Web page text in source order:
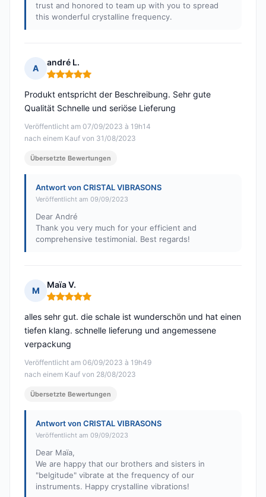
trust and honored to team up with you to spread
this wonderful crystalline frequency.
A
andré L.
Hinweis: 5 von 5
Veröffentlicht am 07/09/2023 à 19h14
nach einem Kauf von 31/08/2023
Produkt entspricht der Beschreibung. Sehr gute
Qualität Schnelle und seriöse Lieferung
Übersetzte Bewertungen
Antwort von CRISTAL VIBRASONS
Veröffentlicht am 09/09/2023
Dear André
Thank you very much for your efficient and
comprehensive testimonial. Best regards!
M
Maïa V.
Hinweis: 5 von 5
Veröffentlicht am 06/09/2023 à 19h49
nach einem Kauf von 28/08/2023
alles sehr gut. die schale ist wunderschön und hat einen
tiefen klang. schnelle lieferung und angemessene
verpackung
Übersetzte Bewertungen
Antwort von CRISTAL VIBRASONS
Veröffentlicht am 09/09/2023
Dear Maïa,
We are happy that our brothers and sisters in
"belgitude" vibrate at the frequency of our
instruments. Happy crystalline vibrations!